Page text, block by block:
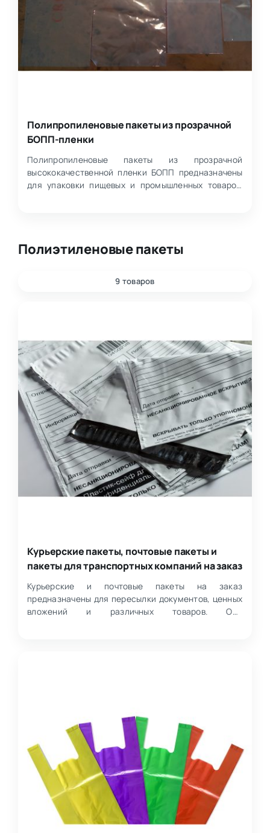
Полипропиленовые пакеты из прозрачной
БОПП-пленки
Полипропиленовые пакеты из прозрачной
высококачественной пленки БОПП предназначены
для упаковки пищевых и промышленных товаров.
Полиэтиленовые пакеты
9 товаров
Курьерские пакеты, почтовые пакеты и
пакеты для транспортных компаний на заказ
Курьерские и почтовые пакеты на заказ
предназначены для пересылки документов, ценных
вложений и различных товаров. Они